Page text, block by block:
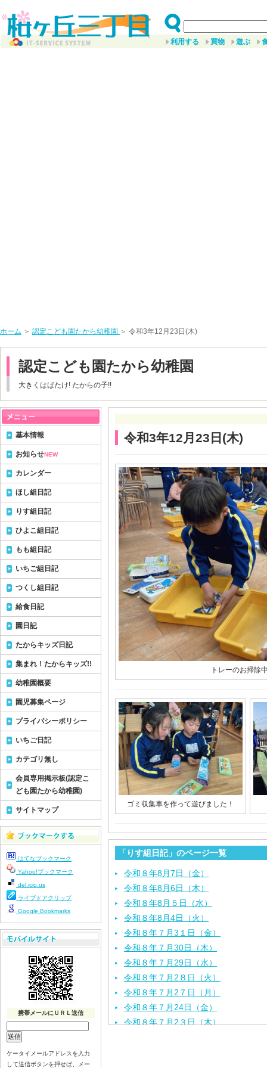
利用する 買物 遊ぶ
ホーム ＞ 認定こども園たから幼稚園 ＞ 令和3年12月23日(木)
認定こども園たから幼稚園
大きくはばたけ! たからの子!!
令和3年12月23日(木)
トレーのお掃除
ゴミ収集車を作って遊びました！
「りす組日記」のページ一覧
令和８年8月7日（金）
令和８年8月6日（木）
令和８年8月５日（水）
令和８年8月4日（火）
令和８年７月3１日（金）
令和８年７月30日（木）
令和８年７月29日（水）
令和８年７月2８日（火）
令和８年７月2７日（月）
令和８年７月24日（金）
令和８年７月2３日（木）
基本情報
お知らせNEW
カレンダー
ほし組日記
りす組日記
ひよこ組日記
もも組日記
いちご組日記
つくし組日記
給食日記
園日記
たからキッズ日記
集まれ！たからキッズ!!
幼稚園概要
園児募集ページ
プライバシーポリシー
いちご日記
カテゴリ無し
会員専用掲示板(認定こ
ども園たから幼稚園)
サイトマップ
はてなブックマーク
Yahoo!ブックマーク
del.icio.us
ライブドアクリップ
Google Bookmarks
携帯メールにＵＲＬ送信
ケータイメールアドレスを入力
して送信ボタンを押せば、メー